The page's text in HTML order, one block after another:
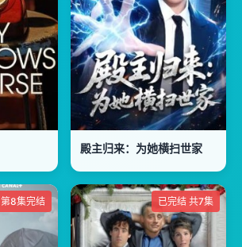
殿主归来：为她横扫世家
第8集完结 已完结 共7集